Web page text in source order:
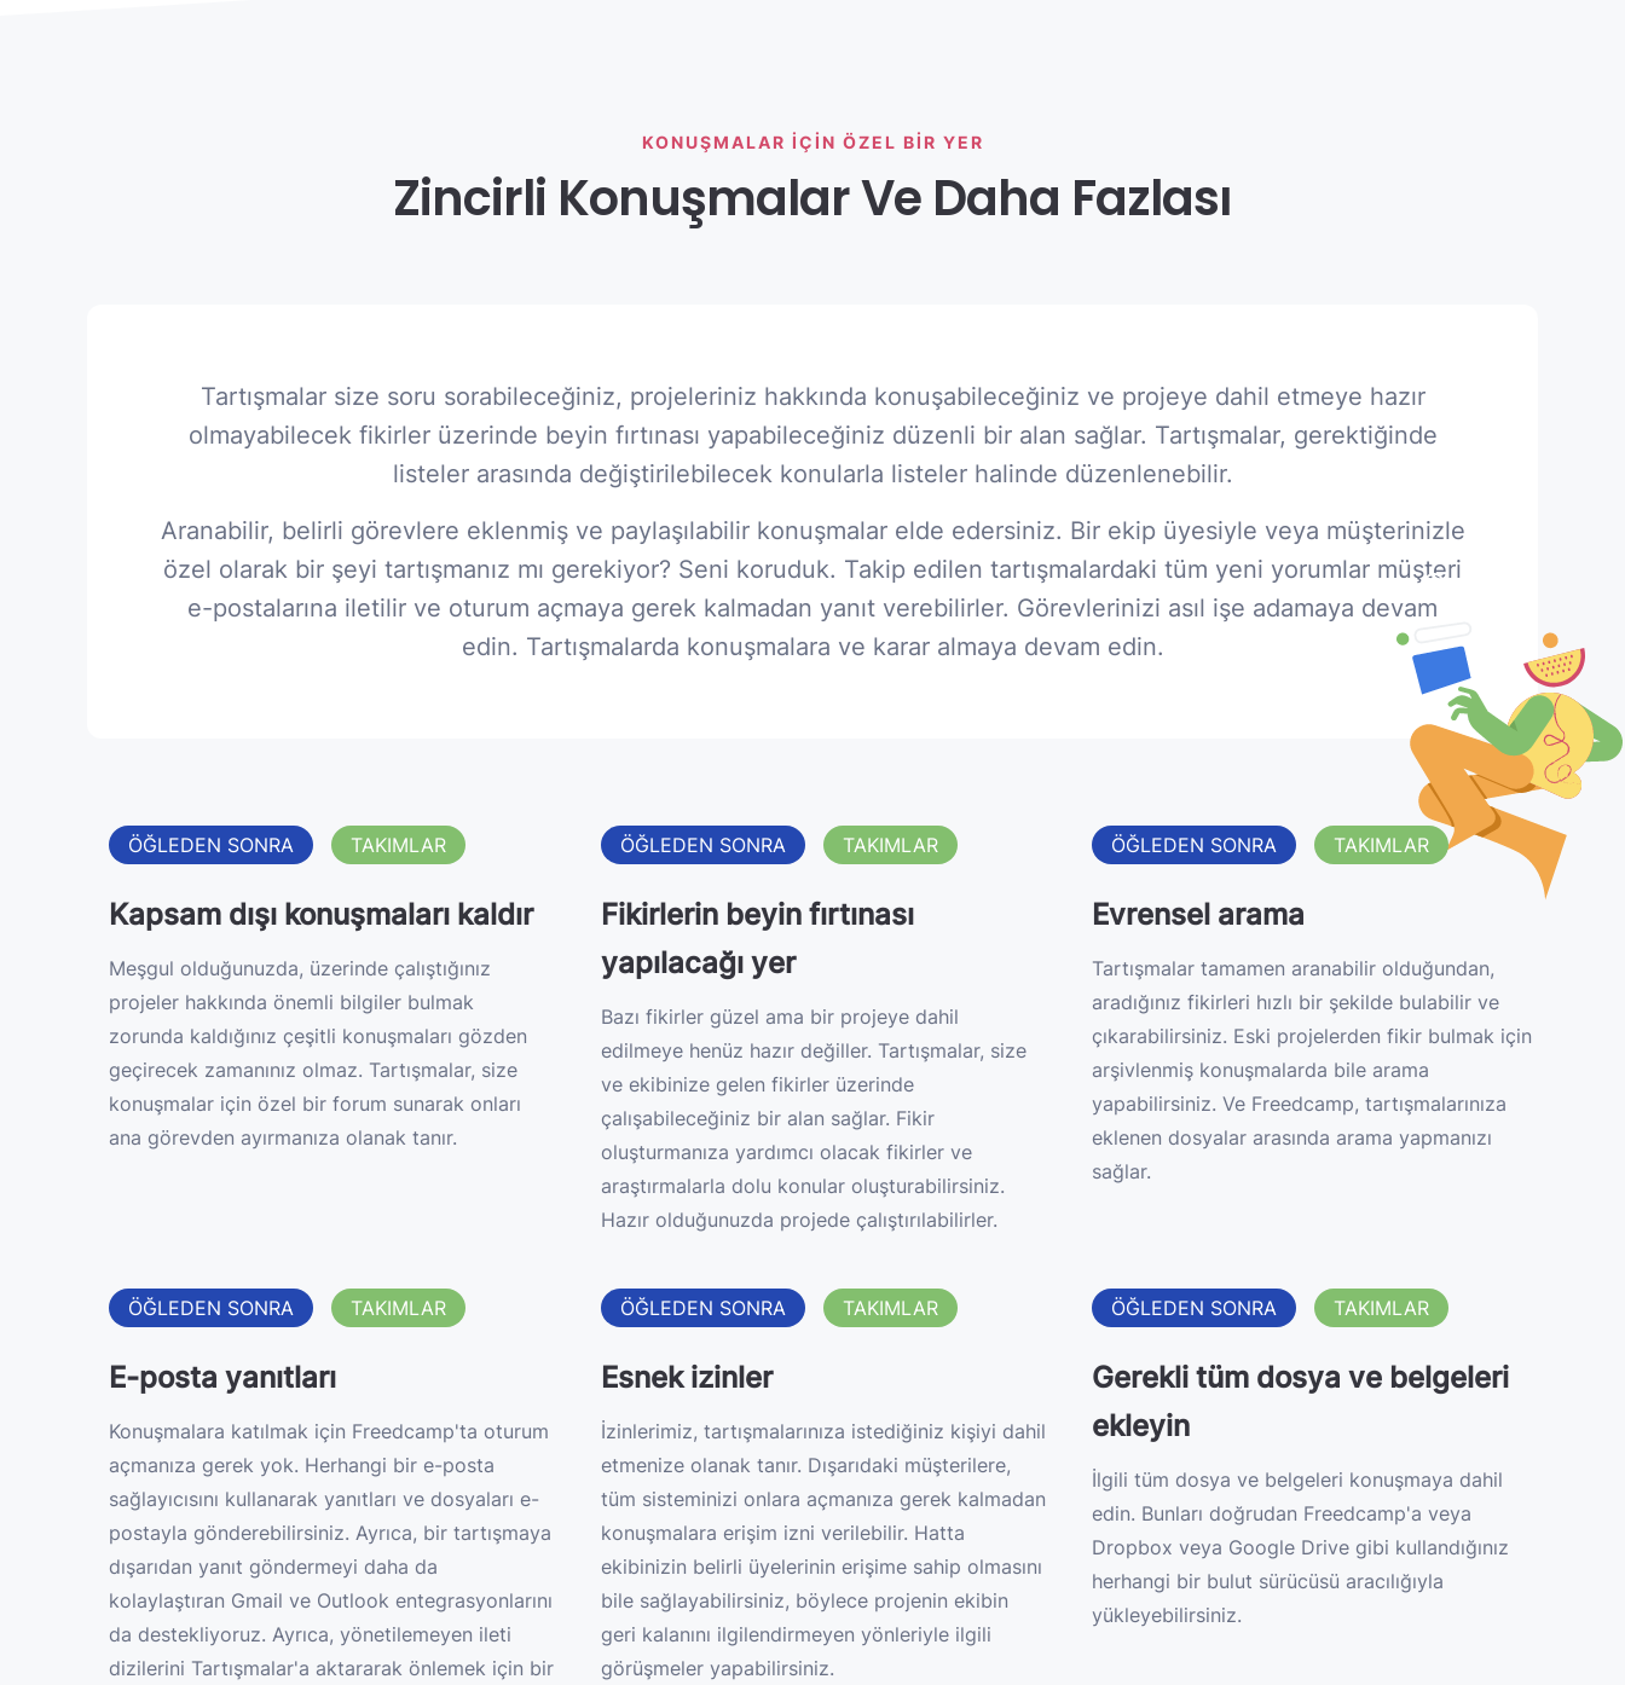
KONUŞMALAR IÇIN ÖZEL BIR YER
Zincirli Konuşmalar Ve Daha Fazlası
Tartışmalar size soru sorabileceğiniz, projeleriniz hakkında konuşabileceğiniz ve projeye dahil etmeye hazır
olmayabilecek fikirler üzerinde beyin fırtınası yapabileceğiniz düzenli bir alan sağlar. Tartışmalar, gerektiğinde
listeler arasında değiştirilebilecek konularla listeler halinde düzenlenebilir.
Aranabilir, belirli görevlere eklenmiş ve paylaşılabilir konuşmalar elde edersiniz. Bir ekip üyesiyle veya müşterinizle
özel olarak bir şeyi tartışmanız mı gerekiyor? Seni koruduk. Takip edilen tartışmalardaki tüm yeni yorumlar müşteri
e-postalarına iletilir ve oturum açmaya gerek kalmadan yanıt verebilirler. Görevlerinizi asıl işe adamaya devam
edin. Tartışmalarda konuşmalara ve karar almaya devam edin.
ÖĞLEDEN SONRA TAKIMLAR
Kapsam dışı konuşmaları kaldır
Meşgul olduğunuzda, üzerinde çalıştığınız
projeler hakkında önemli bilgiler bulmak
zorunda kaldığınız çeşitli konuşmaları gözden
geçirecek zamanınız olmaz. Tartışmalar, size
konuşmalar için özel bir forum sunarak onları
ana görevden ayırmanıza olanak tanır.
ÖĞLEDEN SONRA TAKIMLAR
Fikirlerin beyin fırtınası
yapılacağı yer
Bazı fikirler güzel ama bir projeye dahil
edilmeye henüz hazır değiller. Tartışmalar, size
ve ekibinize gelen fikirler üzerinde
çalışabileceğiniz bir alan sağlar. Fikir
oluşturmanıza yardımcı olacak fikirler ve
araştırmalarla dolu konular oluşturabilirsiniz.
Hazır olduğunuzda projede çalıştırılabilirler.
ÖĞLEDEN SONRA TAKIMLAR
Evrensel arama
Tartışmalar tamamen aranabilir olduğundan,
aradığınız fikirleri hızlı bir şekilde bulabilir ve
çıkarabilirsiniz. Eski projelerden fikir bulmak için
arşivlenmiş konuşmalarda bile arama
yapabilirsiniz. Ve Freedcamp, tartışmalarınıza
eklenen dosyalar arasında arama yapmanızı
sağlar.
ÖĞLEDEN SONRA TAKIMLAR
E-posta yanıtları
Konuşmalara katılmak için Freedcamp'ta oturum
açmanıza gerek yok. Herhangi bir e-posta
sağlayıcısını kullanarak yanıtları ve dosyaları e-
postayla gönderebilirsiniz. Ayrıca, bir tartışmaya
dışarıdan yanıt göndermeyi daha da
kolaylaştıran Gmail ve Outlook entegrasyonlarını
da destekliyoruz. Ayrıca, yönetilemeyen ileti
dizilerini Tartışmalar'a aktararak önlemek için bir
ÖĞLEDEN SONRA TAKIMLAR
Esnek izinler
İzinlerimiz, tartışmalarınıza istediğiniz kişiyi dahil
etmenize olanak tanır. Dışarıdaki müşterilere,
tüm sisteminizi onlara açmanıza gerek kalmadan
konuşmalara erişim izni verilebilir. Hatta
ekibinizin belirli üyelerinin erişime sahip olmasını
bile sağlayabilirsiniz, böylece projenin ekibin
geri kalanını ilgilendirmeyen yönleriyle ilgili
görüşmeler yapabilirsiniz.
ÖĞLEDEN SONRA TAKIMLAR
Gerekli tüm dosya ve belgeleri
ekleyin
İlgili tüm dosya ve belgeleri konuşmaya dahil
edin. Bunları doğrudan Freedcamp'a veya
Dropbox veya Google Drive gibi kullandığınız
herhangi bir bulut sürücüsü aracılığıyla
yükleyebilirsiniz.